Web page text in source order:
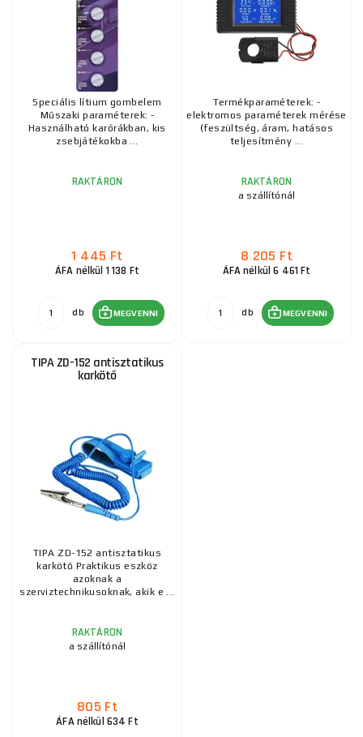
Speciális lítium gombelem
Műszaki paraméterek: -
Használható karórákban, kis
zsebjátékokba ...
RAKTÁRON
1 445 Ft
ÁFA nélkül 1 138 Ft
db MEGVENNI
Termékparaméterek: -
elektromos paraméterek mérése
(feszültség, áram, hatásos
teljesítmény ...
RAKTÁRON
a szállítónál
8 205 Ft
ÁFA nélkül 6 461 Ft
db MEGVENNI
TIPA ZD-152 antisztatikus
karkötő
TIPA ZD-152 antisztatikus
karkötő Praktikus eszköz
azoknak a
szerviztechnikusoknak, akik e ...
RAKTÁRON
a szállítónál
805 Ft
ÁFA nélkül 634 Ft